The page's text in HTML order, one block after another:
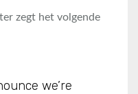
zegt het volgende
we’re